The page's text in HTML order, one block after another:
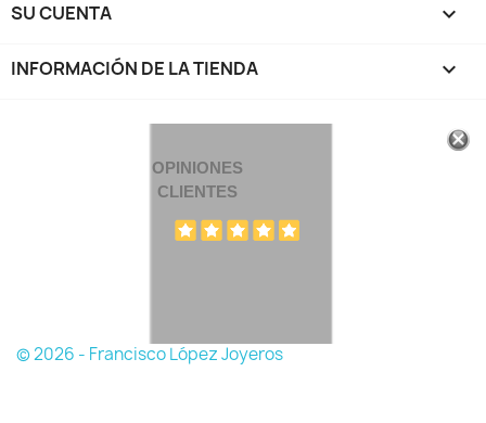
SU CUENTA 
INFORMACIÓN DE LA TIENDA keyboard_arrow_down
OPINIONES
CLIENTES
© 2026 - Francisco López Joyeros